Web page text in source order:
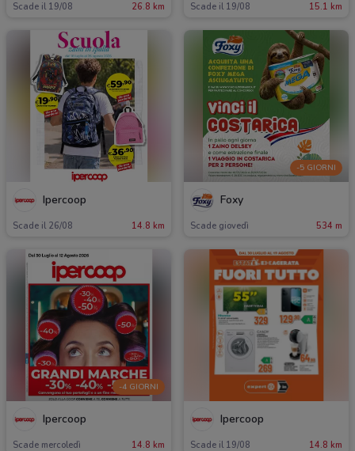
Scade il 19/08 26.8 km Scade il 19/08 15.1 km
Ipercoop
Scade il 26/08 14.8 km
-5 GIORNI
Foxy
Scade giovedì 534 m
-4 GIORNI
Ipercoop
Scade mercoledì 14.8 km
Ipercoop
Scade il 19/08 14.8 km